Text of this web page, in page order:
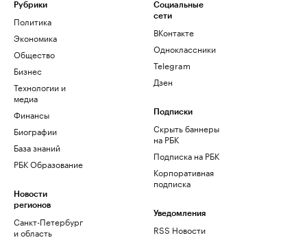
Рубрики
Политика
Экономика
Общество
Бизнес
Технологии и
медиа
Финансы
Биографии
База знаний
РБК Образование
Новости
регионов
Санкт-Петербург
и область
Социальные
сети
ВКонтакте
Одноклассники
Telegram
Дзен
Подписки
Скрыть баннеры
на РБК
Подписка на РБК
Корпоративная
подписка
Уведомления
RSS Новости